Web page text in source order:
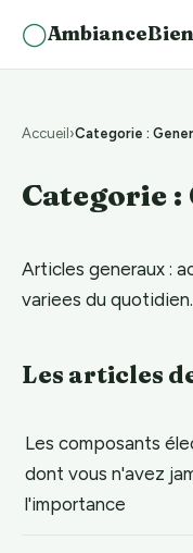
◯
Accueil Categorie :
Categorie :
Articles generaux :
variees du quotidien.
Les articles
Les composants
dont vous n'avez
l'importance